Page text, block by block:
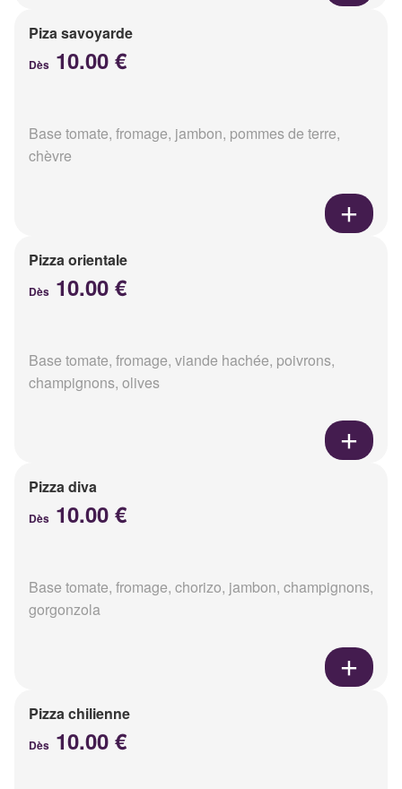
Piza savoyarde
Dès 10.00 €
Base tomate, fromage, jambon, pommes de terre,
chèvre
Pizza orientale
Dès 10.00 €
Base tomate, fromage, viande hachée, poivrons,
champignons, olives
Pizza diva
Dès 10.00 €
Base tomate, fromage, chorizo, jambon, champignons,
gorgonzola
Pizza chilienne
Dès 10.00 €